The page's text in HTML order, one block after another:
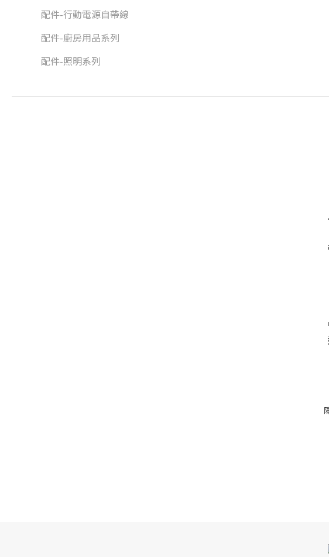
配件-行動電源自帶線
配件-廚房用品系列
配件-照明系列